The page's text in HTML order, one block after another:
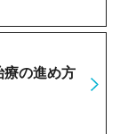
療の進め方